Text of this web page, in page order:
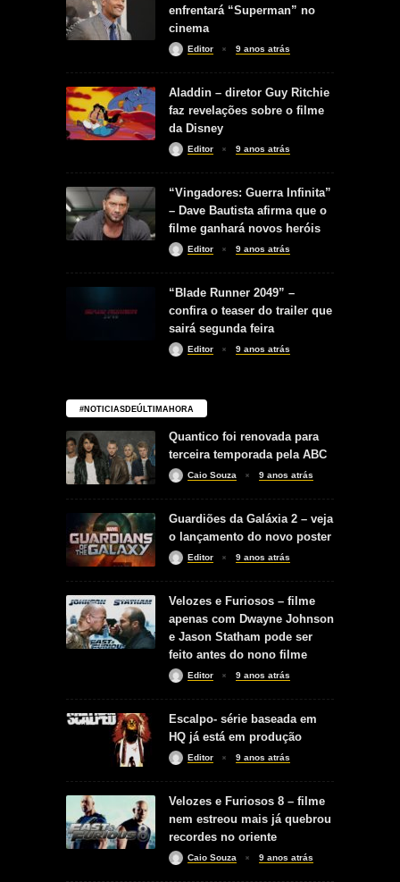
enfrentará “Superman” no
cinema
Editor 9 anos atrás
Aladdin – diretor Guy Ritchie
faz revelações sobre o filme
da Disney
Editor 9 anos atrás
“Vingadores: Guerra Infinita”
– Dave Bautista afirma que o
filme ganhará novos heróis
Editor 9 anos atrás
“Blade Runner 2049” –
confira o teaser do trailer que
sairá segunda feira
Editor 9 anos atrás
#NOTICIASDEÚLTIMAHORA
Quantico foi renovada para
terceira temporada pela ABC
Caio Souza 9 anos atrás
Guardiões da Galáxia 2 – veja
o lançamento do novo poster
Editor 9 anos atrás
Velozes e Furiosos – filme
apenas com Dwayne Johnson
e Jason Statham pode ser
feito antes do nono filme
Editor 9 anos atrás
Escalpo- série baseada em
HQ já está em produção
Editor 9 anos atrás
Velozes e Furiosos 8 – filme
nem estreou mais já quebrou
recordes no oriente
Caio Souza 9 anos atrás